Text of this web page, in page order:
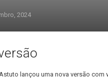
2024
lançou uma nova versão com